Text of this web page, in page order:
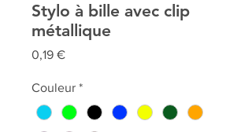
Stylo à bille avec clip
métallique
0,19 €Prix
Couleur *